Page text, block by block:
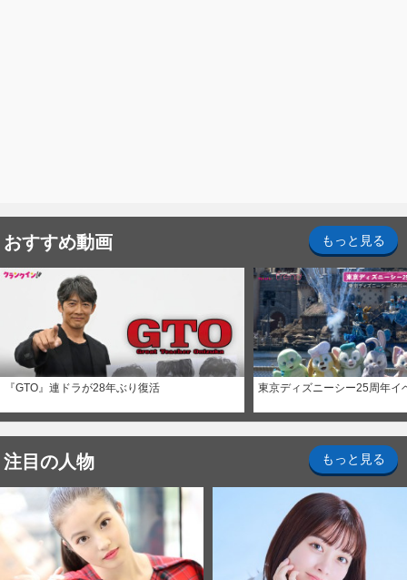
おすすめ動画 もっと見る
『GTO』連ドラが28年ぶり復活 東京ディズニーシー25周年イ
注目の人物 もっと見る